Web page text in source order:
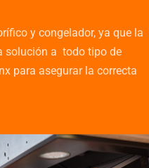
y congelador, ya que la
solución a todo tipo de
para asegurar la correcta